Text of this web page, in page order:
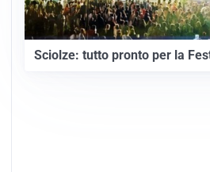
Sciolze: tutto pronto per la